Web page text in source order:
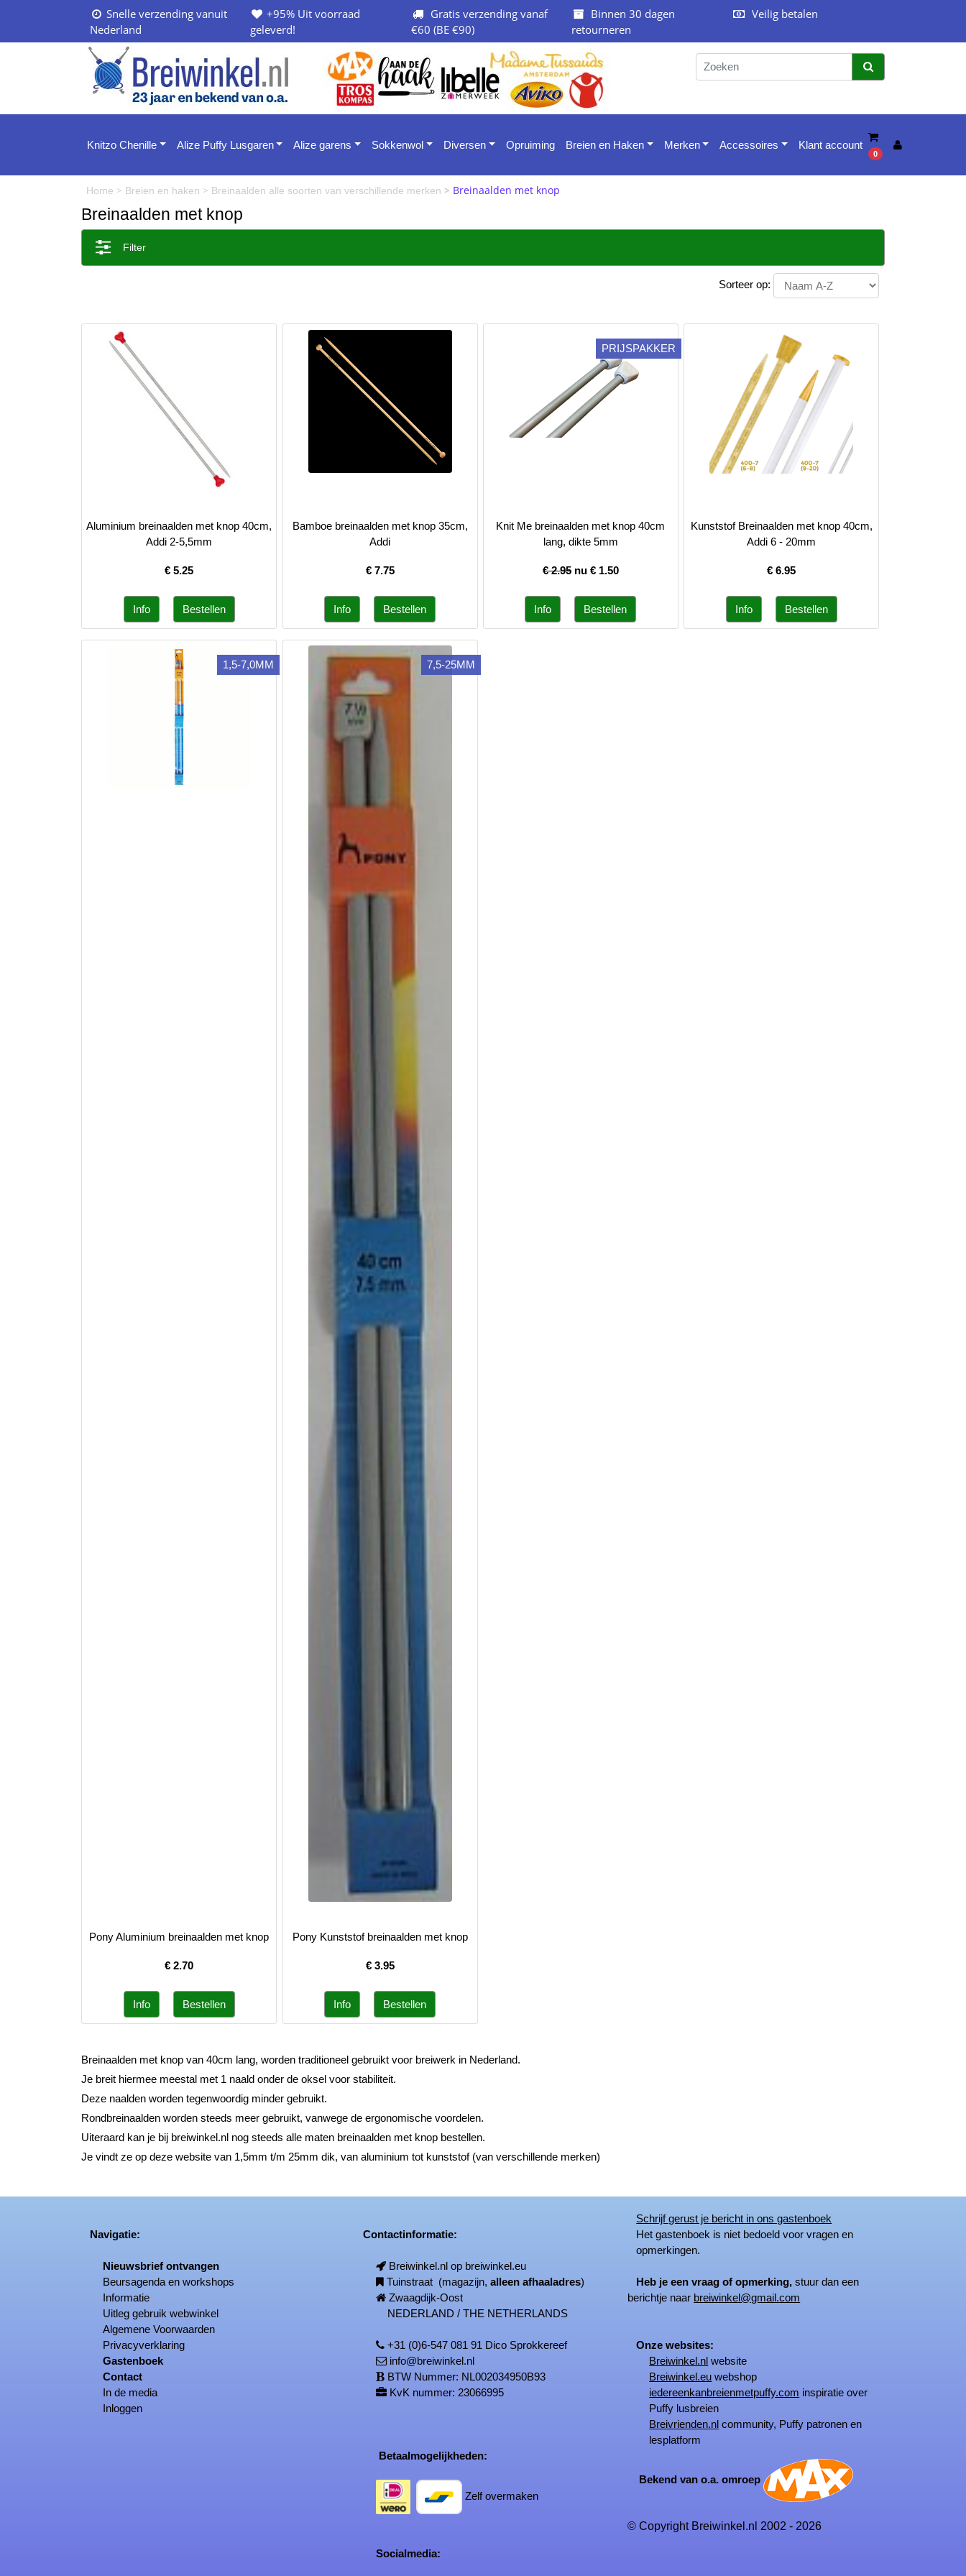
Snelle verzending vanuit
Nederland
+95% Uit voorraad
geleverd!
Gratis verzending vanaf
€60 (BE €90)
Binnen 30 dagen
retourneren
Veilig betalen
Knitzo Chenille Alize Puffy Lusgaren Alize garens Sokkenwol Diversen Opruiming Breien en Haken Merken Accessoires Klant account
0
Home > Breien en haken > Breinaalden alle soorten van verschillende merken > Breinaalden met knop
Breinaalden met knop
Filter
Sorteer op:
Aluminium breinaalden met knop 40cm,
Addi 2-5,5mm
€5.25
Bamboe breinaalden met knop 35cm,
Addi
€ 7.75
PRIJSPAKKER
Knit Me breinaalden met knop 40cm
lang, dikte 5mm
€ 2.95nu € 1.50
Kunststof Breinaalden met knop 40cm,
Addi 6 - 20mm
€6.95
1,5-7,0MM
Pony Aluminium breinaalden met knop
€2.70
7,5-25MM
Pony Kunststof breinaalden met knop
€ 3.95
Breinaalden met knop van 40cm lang, worden traditioneel gebruikt voor breiwerk in Nederland.
Je breit hiermee meestal met 1 naald onder de oksel voor stabiliteit.
Deze naalden worden tegenwoordig minder gebruikt.
Rondbreinaalden worden steeds meer gebruikt, vanwege de ergonomische voordelen.
Uiteraard kan je bij breiwinkel.nl nog steeds alle maten breinaalden met knop bestellen.
Je vindt ze op deze website van 1,5mm t/m 25mm dik, van aluminium tot kunststof (van verschillende merken)
Navigatie:
Nieuwsbrief ontvangen
Beursagenda en workshops
Informatie
Uitleg gebruik webwinkel
Algemene Voorwaarden
Privacyverklaring
Gastenboek
Contact
In de media
Inloggen
Contactinformatie:
Breiwinkel.nl op breiwinkel.eu
Tuinstraat (magazijn,alleen afhaaladres)
Zwaagdijk-Oost
NEDERLAND / THE NETHERLANDS
+31 (0)6-547 081 91 Dico Sprokkereef
info@breiwinkel.nl
BTW Nummer: NL002034950B93
KvK nummer: 23066995
Betaalmogelijkheden:
Zelf overmaken
Socialmedia:
Schrijf gerust je bericht in ons gastenboek
Het gastenboek is niet bedoeld voor vragen en
opmerkingen.
Heb je een vraag of opmerking, stuur dan een
berichtje naar breiwinkel@gmail.com
Onze websites:
Breiwinkel.nl website
Breiwinkel.eu webshop
iedereenkanbreienmetpuffy.com inspiratie over
Puffy lusbreien
Breivrienden.nl community, Puffy patronen en
lesplatform
Bekend van o.a. omroep
© Copyright Breiwinkel.nl 2002 - 2026